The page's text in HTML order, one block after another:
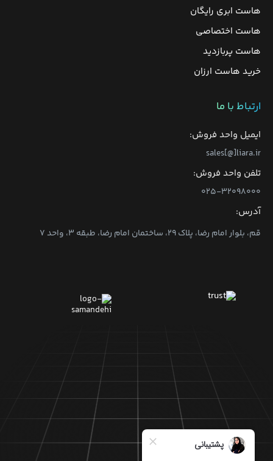
هاست ابری رایگان
هاست اختصاصی
هاست پربازدید
خرید هاست ارزان
ارتباط با ما
ایمیل واحد فروش:
sales[@]liara.ir
تلفن واحد فروش:
۰۲۵-۳۲۰۹۸۰۰۰
آدرس:
قم، بلوار امام رضا، پلاک ۲۹، ساختمان امام رضا، طبقه ۳، واحد ۷